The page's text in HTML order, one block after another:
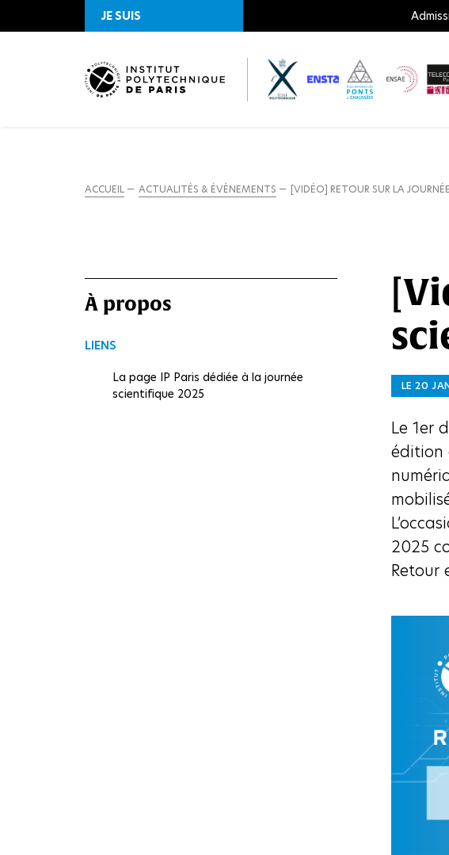
JE SUIS
ACCUEIL ACTUALITÉS & ÉVÈNEMENTS [VIDÉO] RETOUR SUR LA
À propos
LIENS
La page IP Paris dédiée à la journée
scientifique 2025
LE 20
Le 1er
édition
2025
Retour